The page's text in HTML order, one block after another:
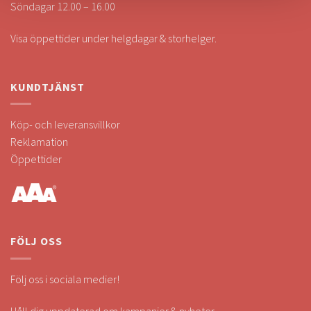
Söndagar 12.00 – 16.00
Visa öppettider under helgdagar & storhelger.
KUNDTJÄNST
Köp- och leveransvillkor
Reklamation
Öppettider
FÖLJ OSS
Följ oss i sociala medier!